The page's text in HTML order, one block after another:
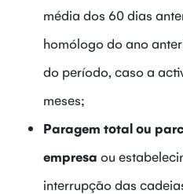
média dos 60 dias
homólogo do ano
do período, caso a
meses;
Paragem total ou
empresa ou
interrupção das